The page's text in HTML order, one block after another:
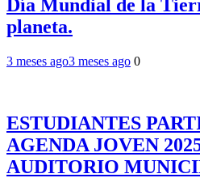
Día Mundial de la
planeta.
3 meses ago3 meses ago 0
ESTUDIANTES
AGENDA JOVEN
AUDITORIO